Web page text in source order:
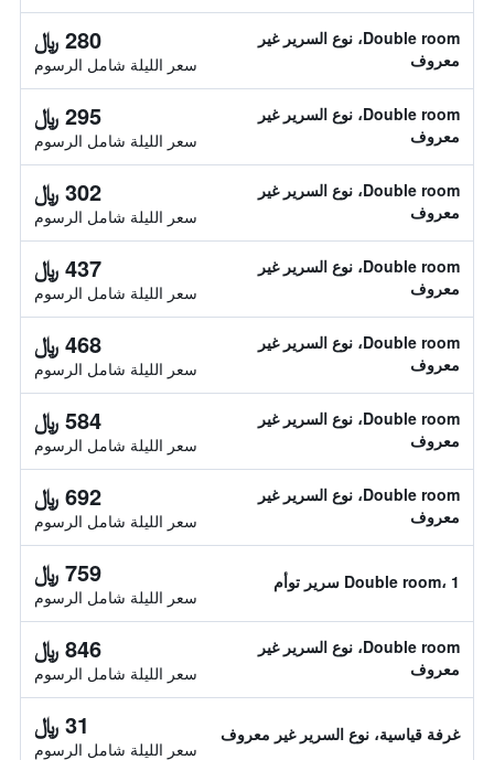
Double room، نوع السرير غير
معروف
280 ﷼
سعر الليلة شامل الرسوم
Double room، نوع السرير غير
معروف
295 ﷼
سعر الليلة شامل الرسوم
Double room، نوع السرير غير
معروف
302 ﷼
سعر الليلة شامل الرسوم
Double room، نوع السرير غير
معروف
437 ﷼
سعر الليلة شامل الرسوم
Double room، نوع السرير غير
معروف
468 ﷼
سعر الليلة شامل الرسوم
Double room، نوع السرير غير
معروف
584 ﷼
سعر الليلة شامل الرسوم
Double room، نوع السرير غير
معروف
692 ﷼
سعر الليلة شامل الرسوم
Double room، 1 سرير توأم 759 ﷼
سعر الليلة شامل الرسوم
Double room، نوع السرير غير
معروف
846 ﷼
سعر الليلة شامل الرسوم
غرفة قياسية، نوع السرير غير معروف 31 ﷼
سعر الليلة شامل الرسوم